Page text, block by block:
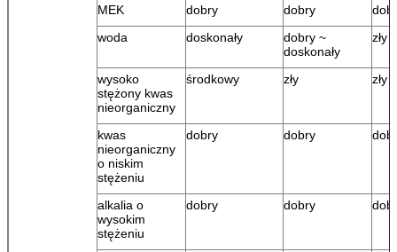
MEK
dobry dobry
woda
doskonały
dobry ~
doskonały
zły
wysoko
stężony kwas
nieorganiczny
środkowy zły zły
kwas
nieorganiczny
o niskim
stężeniu
dobry dobry
alkalia o
wysokim
stężeniu
dobry dobry